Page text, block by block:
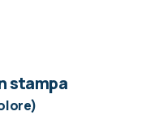
stampa